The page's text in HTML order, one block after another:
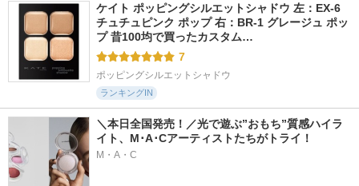
d プログラム
ラ エッセンス
SK-II
ーム
SOFINA iP
ケイト ポッピングシルエットシャドウ 左：EX-6
チュチュピンク ポップ 右：BR-1 グレージュ ポッ
プ 昔100均で買ったカスタム…
7
ポッピングシルエットシャドウ
ランキングIN
＼本日全国発売！／光で遊ぶ”おもち”質感ハイラ
イト、M･A･Cアーティストたちがトライ！
M・A・C